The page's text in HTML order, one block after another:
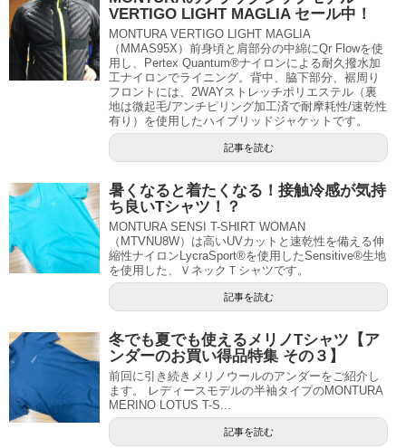
VERTIGO LIGHT MAGLIA セール中！
MONTURA VERTIGO LIGHT MAGLIA
（MMAS95X）前身頃と肩部分の中綿にQr Flowを使
用し、Pertex Quantum®ナイロンによる耐久撥水加
工ナイロンでライニング。背中、脇下部分、裾周り
フロントには、2WAYストレッチポリエステル（裏
地は微起毛/アンチピリング加工済で耐摩耗性/速乾性
有り）を使用したハイブリッドジャケットです。
記事を読む
暑くなると着たくなる！接触冷感が気持
ち良いTシャツ！？
MONTURA SENSI T-SHIRT WOMAN
（MTVNU8W）は高いUVカットと速乾性を備える伸
縮性ナイロンLycraSport®を使用したSensitive®生地
を使用した、ＶネックＴシャツです。
記事を読む
冬でも夏でも使えるメリノTシャツ【ア
ンダーのお買い得品特集 その３】
前回に引き続きメリノウールのアンダーをご紹介し
ます。 レディースモデルの半袖タイプのMONTURA
MERINO LOTUS T-S...
記事を読む